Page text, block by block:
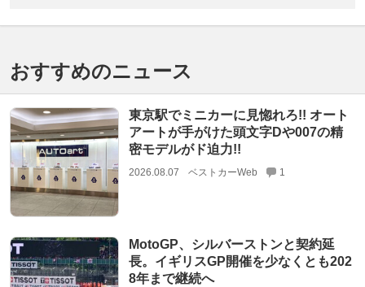
おすすめのニュース
東京駅でミニカーに見惚れろ!! オート
アートが手がけた頭文字Dや007の精
密モデルがド迫力!!
2026.08.07 ベストカーWeb 1
MotoGP、シルバーストンと契約延
長。イギリスGP開催を少なくとも202
8年まで継続へ